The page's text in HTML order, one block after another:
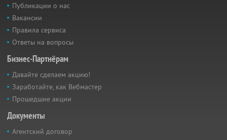
Публикации о нас
Вакансии
Правила сервиса
Ответы на вопросы
Бизнес-Партнёрам
Давайте сделаем акцию!
Заработайте, как Вебмастер
Прошедшие акции
Документы
Агентский договор